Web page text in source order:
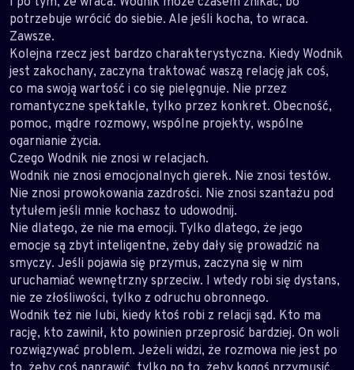
potrzebuje wrócić do siebie. Ale jeśli kocha, to wraca.
Zawsze.
Kolejna rzecz jest bardzo charakterystyczna. Kiedy Wodnik
jest zakochany, zaczyna traktować waszą relację jak coś,
co ma swoją wartość i co się pielęgnuje. Nie przez
romantyczne spektakle, tylko przez konkret. Obecność,
pomoc, mądre rozmowy, wspólne projekty, wspólne
ogarnianie życia.
Czego Wodnik nie znosi w relacjach.
Wodnik nie znosi emocjonalnych gierek. Nie znosi testów.
Nie znosi prowokowania zazdrości. Nie znosi szantażu pod
tytułem jeśli mnie kochasz to udowodnij.
Nie dlatego, że nie ma emocji. Tylko dlatego, że jego
emocje są zbyt inteligentne, żeby dały się prowadzić na
smyczy. Jeśli pojawia się przymus, zaczyna się w nim
uruchamiać wewnętrzny sprzeciw. I wtedy robi się dystans,
nie ze złośliwości, tylko z odruchu obronnego.
Wodnik też nie lubi, kiedy ktoś robi z relacji sąd. Kto ma
rację, kto zawinił, kto powinien przeprosić bardziej. On woli
rozwiązywać problem. Jeżeli widzi, że rozmowa nie jest po